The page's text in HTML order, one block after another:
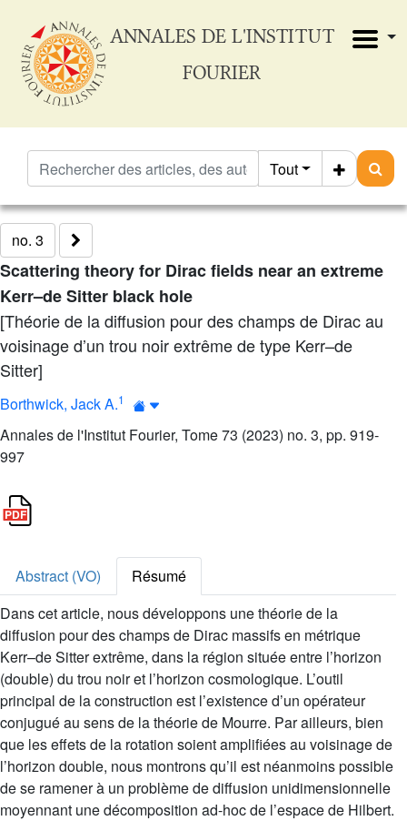
ANNALES DE L'INSTITUT
FOURIER
Tout
no. 3
Scattering theory for Dirac fields near an extreme
Kerr–de Sitter black hole
[Théorie de la diffusion pour des champs de Dirac au
voisinage d’un trou noir extrême de type Kerr–de
Sitter]
Borthwick, Jack A.1
Annales de l'Institut Fourier, Tome 73 (2023) no. 3, pp. 919-
997
Abstract (VO)
Résumé
Dans cet article, nous développons une théorie de la
diffusion pour des champs de Dirac massifs en métrique
Kerr–de Sitter extrême, dans la région située entre l’horizon
(double) du trou noir et l’horizon cosmologique. L’outil
principal de la construction est l’existence d’un opérateur
conjugué au sens de la théorie de Mourre. Par ailleurs, bien
que les effets de la rotation soient amplifiées au voisinage de
l’horizon double, nous montrons qu’il est néanmoins possible
de se ramener à un problème de diffusion unidimensionnelle
moyennant une décomposition ad-hoc de l’espace de Hilbert.